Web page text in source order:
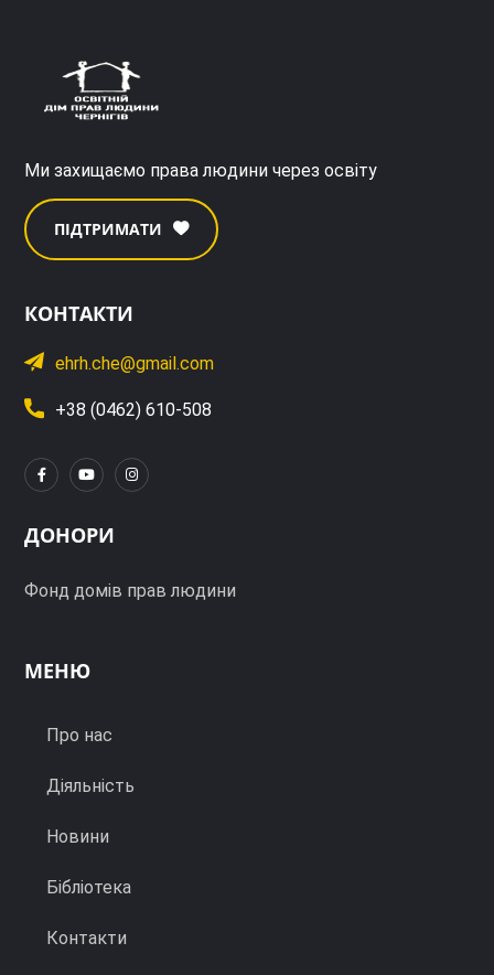
Ми захищаємо права людини через освіту
ПІДТРИМАТИ
КОНТАКТИ
ehrh.che@gmail.com
+38 (0462) 610-508
ДОНОРИ
Фонд домів прав людини
МЕНЮ
Про нас
Діяльність
Новини
Бібліотека
Контакти